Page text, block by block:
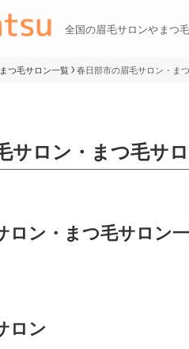
全国の眉毛サロンやまつ
つ毛サロン一覧 春日部市の眉毛サロン・ま
サロン・まつ毛サ
ロン・まつ毛サロン
ロン